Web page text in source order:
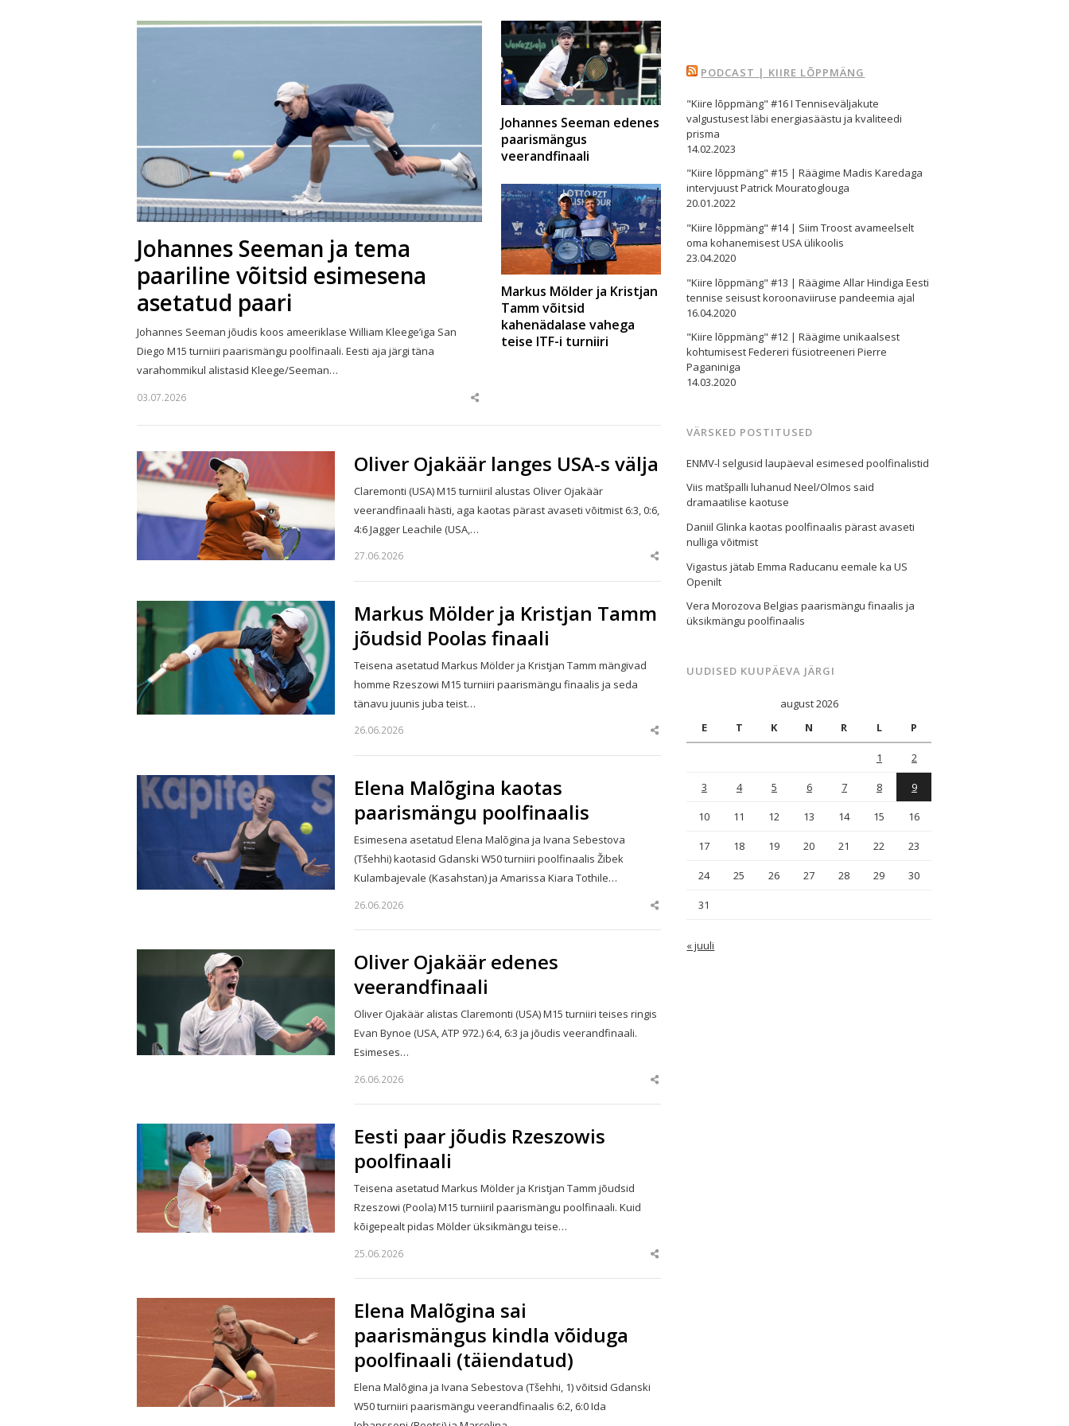
Johannes Seeman ja tema
paariline võitsid esimesena
asetatud paari
Johannes Seeman jõudis koos ameeriklase William Kleege’iga San
Diego M15 turniiri paarismängu poolfinaali. Eesti aja järgi täna
varahommikul alistasid Kleege/Seeman…
03.07.2026
Share
Johannes Seeman edenes
paarismängus
veerandfinaali
Markus Mölder ja Kristjan
Tamm võitsid
kahenädalase vahega
teise ITF-i turniiri
Oliver Ojakäär langes USA-s välja
Claremonti (USA) M15 turniiril alustas Oliver Ojakäär
veerandfinaali hästi, aga kaotas pärast avaseti võitmist 6:3, 0:6,
4:6 Jagger Leachile (USA,…
27.06.2026
Share
Markus Mölder ja Kristjan Tamm
jõudsid Poolas finaali
Teisena asetatud Markus Mölder ja Kristjan Tamm mängivad
homme Rzeszowi M15 turniiri paarismängu finaalis ja seda
tänavu juunis juba teist…
26.06.2026
Share
Elena Malõgina kaotas
paarismängu poolfinaalis
Esimesena asetatud Elena Malõgina ja Ivana Sebestova
(Tšehhi) kaotasid Gdanski W50 turniiri poolfinaalis Žibek
Kulambajevale (Kasahstan) ja Amarissa Kiara Tothile…
26.06.2026
Share
Oliver Ojakäär edenes
veerandfinaali
Oliver Ojakäär alistas Claremonti (USA) M15 turniiri teises ringis
Evan Bynoe (USA, ATP 972.) 6:4, 6:3 ja jõudis veerandfinaali.
Esimeses…
26.06.2026
Share
Eesti paar jõudis Rzeszowis
poolfinaali
Teisena asetatud Markus Mölder ja Kristjan Tamm jõudsid
Rzeszowi (Poola) M15 turniiril paarismängu poolfinaali. Kuid
kõigepealt pidas Mölder üksikmängu teise…
25.06.2026
Share
Elena Malõgina sai
paarismängus kindla võiduga
poolfinaali (täiendatud)
Elena Malõgina ja Ivana Sebestova (Tšehhi, 1) võitsid Gdanski
W50 turniiri paarismängu veerandfinaalis 6:2, 6:0 Ida
PODCAST | KIIRE LÕPPMÄNG
"Kiire lõppmäng" #16 I Tenniseväljakute
valgustusest läbi energiasäästu ja kvaliteedi
prisma
14.02.2023
"Kiire lõppmäng" #15 | Räägime Madis Karedaga
intervjuust Patrick Mouratoglouga
20.01.2022
"Kiire lõppmäng" #14 | Siim Troost avameelselt
oma kohanemisest USA ülikoolis
23.04.2020
"Kiire lõppmäng" #13 | Räägime Allar Hindiga Eesti
tennise seisust koroonaviiruse pandeemia ajal
16.04.2020
"Kiire lõppmäng" #12 | Räägime unikaalsest
kohtumisest Federeri füsiotreeneri Pierre
Paganiniga
14.03.2020
VÄRSKED POSTITUSED
ENMV-l selgusid laupäeval esimesed poolfinalistid
Viis matšpalli luhanud Neel/Olmos said
dramaatilise kaotuse
Daniil Glinka kaotas poolfinaalis pärast avaseti
nulliga võitmist
Vigastus jätab Emma Raducanu eemale ka US
Openilt
Vera Morozova Belgias paarismängu finaalis ja
üksikmängu poolfinaalis
UUDISED KUUPÄEVA JÄRGI
august 2026
E
T K N R L P
1 2
3 4 5 6 7 8 9
10 11 12 13 14 15 16
17 18 19 20 21 22 23
24 25 26 27 28 29 30
31
« juuli